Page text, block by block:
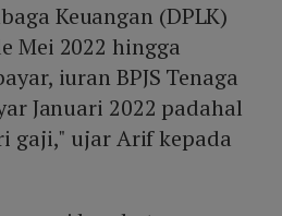
Keuangan (DPLK)
Mei 2022 hingga
iuran BPJS Tenaga
Januari 2022 padahal
gaji," ujar Arif kepada